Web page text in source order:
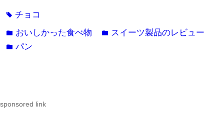
tag チョコ
folder おいしかった食べ物 folder スイーツ製品のレビュー
folderパン
sponsored link